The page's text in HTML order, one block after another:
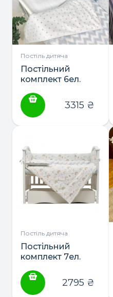
Постіль дитяча
Постільний
комплект 6ел.
Маленька Соня
3315 ₴
Постіль дитяча
Постільний
комплект 7ел.
Twins
2795 ₴